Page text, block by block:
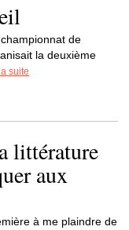
de
la deuxième
suite
littérature
aux
à me plaindre de